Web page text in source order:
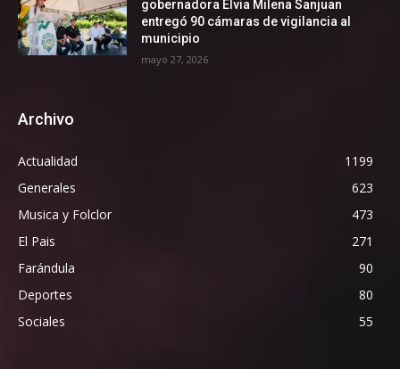
gobernadora Elvia Milena Sanjuan
entregó 90 cámaras de vigilancia al
municipio
mayo 27, 2026
Archivo
Actualidad
1199
Generales
623
Musica y Folclor
473
El Pais
271
Farándula
90
Deportes
80
Sociales
55